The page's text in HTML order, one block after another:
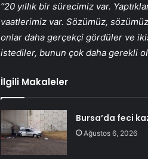
“20 yıllık bir sürecimiz var.
vaatlerimiz var. Sözümüz,
onlar daha gerçekçi gördüler ve
istediler, bunun çok daha gerekli
İlgili Makaleler
Bursa’da feci
Ağustos 6, 2026